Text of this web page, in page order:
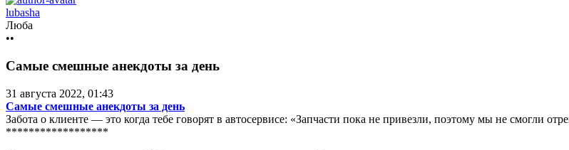
lubasha
Люба
••
Самые смешные анекдоты за день
31 августа 2022, 01:43
Самые смешные анекдоты за день
Забота о клиенте — это когда тебе говорят в автосервисе: «Запчасти пока не привезли, поэтому мы не смогли
******************